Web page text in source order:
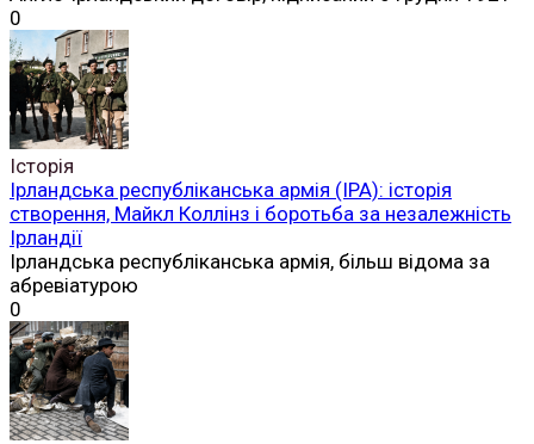
0
Історія
Ірландська республіканська армія (ІРА): історія
створення, Майкл Коллінз і боротьба за незалежність
Ірландії
Ірландська республіканська армія, більш відома за
абревіатурою
0